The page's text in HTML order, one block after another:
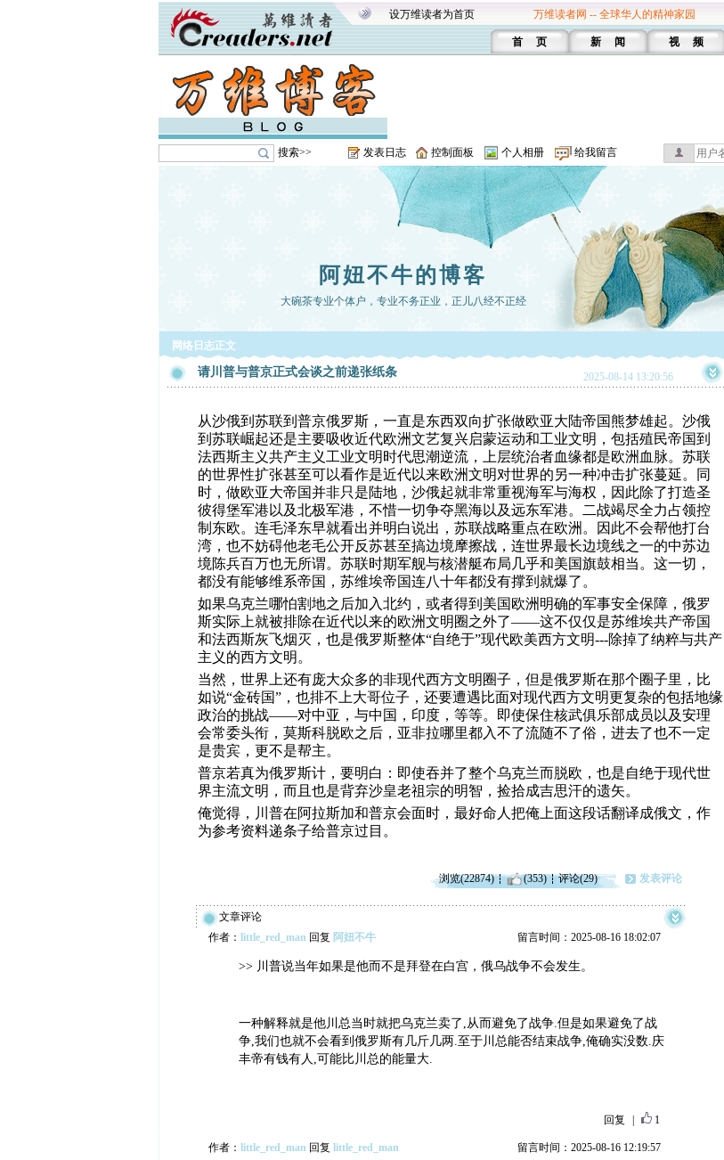
设万维读者为首页 万维读者网 -- 全球华人的精神家园
首 页 新 闻 视 频
搜索>> 发表日志 控制面板 个人相册 给我留言
阿妞不牛的博客
大碗茶专业个体户，专业不务正业，正儿八经不正经
网络日志正文
请川普与普京正式会谈之前递张纸条 2025-08-14 13:20:56
从沙俄到苏联到普京俄罗斯，一直是东西双向扩张做欧亚大陆帝国熊梦雄起。沙俄
到苏联崛起还是主要吸收近代欧洲文艺复兴启蒙运动和工业文明，包括殖民帝国到
法西斯主义共产主义工业文明时代思潮逆流，上层统治者血缘都是欧洲血脉。苏联
的世界性扩张甚至可以看作是近代以来欧洲文明对世界的另一种冲击扩张蔓延。同
时，做欧亚大帝国并非只是陆地，沙俄起就非常重视海军与海权，因此除了打造圣
彼得堡军港以及北极军港，不惜一切争夺黑海以及远东军港。二战竭尽全力占领控
制东欧。连毛泽东早就看出并明白说出，苏联战略重点在欧洲。因此不会帮他打台
湾，也不妨碍他老毛公开反苏甚至搞边境摩擦战，连世界最长边境线之一的中苏边
境陈兵百万也无所谓。苏联时期军舰与核潜艇布局几乎和美国旗鼓相当。这一切，
都没有能够维系帝国，苏维埃帝国连八十年都没有撑到就爆了。
如果乌克兰哪怕割地之后加入北约，或者得到美国欧洲明确的军事安全保障，俄罗
斯实际上就被排除在近代以来的欧洲文明圈之外了——这不仅仅是苏维埃共产帝国
和法西斯灰飞烟灭，也是俄罗斯整体“自绝于”现代欧美西方文明---除掉了纳粹与共产
主义的西方文明。
当然，世界上还有庞大众多的非现代西方文明圈子，但是俄罗斯在那个圈子里，比
如说“金砖国”，也排不上大哥位子，还要遭遇比面对现代西方文明更复杂的包括地缘
政治的挑战——对中亚，与中国，印度，等等。即使保住核武俱乐部成员以及安理
会常委头衔，莫斯科脱欧之后，亚非拉哪里都入不了流随不了俗，进去了也不一定
是贵宾，更不是帮主。
普京若真为俄罗斯计，要明白：即使吞并了整个乌克兰而脱欧，也是自绝于现代世
界主流文明，而且也是背弃沙皇老祖宗的明智，捡拾成吉思汗的遗矢。
俺觉得，川普在阿拉斯加和普京会面时，最好命人把俺上面这段话翻译成俄文，作
为参考资料递条子给普京过目。
浏览(22874) (353) 评论(29) 发表评论
文章评论
作者： little_red_man 回复 阿妞不牛 留言时间：2025-08-16 18:02:07
>> 川普说当年如果是他而不是拜登在白宫，俄乌战争不会发生。
一种解释就是他川总当时就把乌克兰卖了,从而避免了战争.但是如果避免了战
争,我们也就不会看到俄罗斯有几斤几两.至于川总能否结束战争,俺确实没数.庆
丰帝有钱有人,可能比川总的能量大.
回复 1
作者： little_red_man 回复 little_red_man 留言时间：2025-08-16 12:19:57